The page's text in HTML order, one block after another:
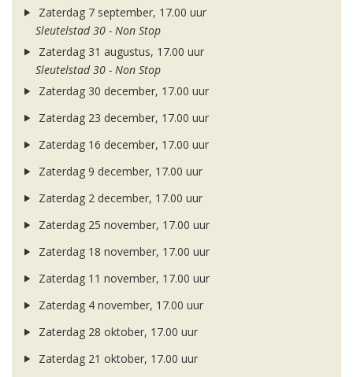
Zaterdag 7 september, 17.00 uur
Sleutelstad 30 - Non Stop
Zaterdag 31 augustus, 17.00 uur
Sleutelstad 30 - Non Stop
Zaterdag 30 december, 17.00 uur
Zaterdag 23 december, 17.00 uur
Zaterdag 16 december, 17.00 uur
Zaterdag 9 december, 17.00 uur
Zaterdag 2 december, 17.00 uur
Zaterdag 25 november, 17.00 uur
Zaterdag 18 november, 17.00 uur
Zaterdag 11 november, 17.00 uur
Zaterdag 4 november, 17.00 uur
Zaterdag 28 oktober, 17.00 uur
Zaterdag 21 oktober, 17.00 uur